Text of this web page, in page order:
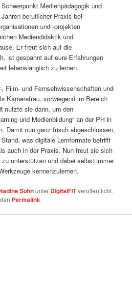
Medienpädagogik und
beruflicher Praxis bei
und -projekten
Mediendidaktik und
Er freut sich auf die
ist gespannt auf eure Erfahrungen
lebenslänglich zu lernen.
, Film- und Fernsehwissenschaften und
Kamerafrau, vorwiegend im Bereich
nutzte sie dann, um den
und Medienbildung“ an der PH in
Damit nun ganz frisch abgeschlossen,
was digitale Lernformate betrifft
auch in der Praxis. Nun freut sie sich
unterstützen und dabei selbst immer
kennenzulernen.
Sohnunter DigitalFITveröffentlicht.
Permalink.